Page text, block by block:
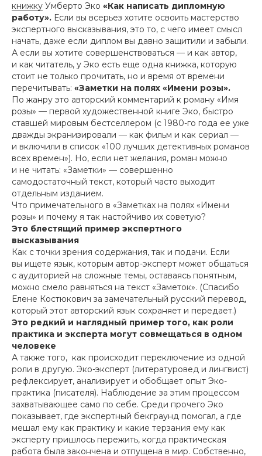
книжку Умберто Эко «Как написать дипломную
работу». Если вы всерьез хотите освоить мастерство
экспертного высказывания, это то, с чего имеет смысл
начать, даже если диплом вы давно защитили и забыли.
А если вы хотите совершенствоваться — и как автор,
и как читатель, у Эко есть еще одна книжка, которую
стоит не только прочитать, но и время от времени
перечитывать: «Заметки на полях «Имени розы».
По жанру это авторский комментарий к роману «Имя
розы» — первой художественной книге Эко, быстро
ставшей мировым бестселлером (с 1980-го года ее уже
дважды экранизировали — как фильм и как сериал —
и включили в список «100 лучших детективных романов
всех времен»). Но, если нет желания, роман можно
и не читать: «Заметки» — совершенно
самодостаточный текст, который часто выходит
отдельным изданием.
Что примечательного в «Заметках на полях «Имени
розы» и почему я так настойчиво их советую?
Это блестящий пример экспертного
высказывания
Как с точки зрения содержания, так и подачи. Если
вы ищете язык, которым автор-эксперт может общаться
с аудиторией на сложные темы, оставаясь понятным,
можно смело равняться на текст «Заметок». (Спасибо
Елене Костюкович за замечательный русский перевод,
который этот авторский язык сохраняет и передает.)
Это редкий и наглядный пример того, как роли
практика и эксперта могут совмещаться в одном
человеке
А также того, как происходит переключение из одной
роли в другую. Эко-эксперт (литературовед и лингвист)
рефлексирует, анализирует и обобщает опыт Эко-
практика (писателя). Наблюдение за этим процессом
захватывающее само по себе. Среди прочего Эко
показывает, где экспертный бекграунд помогал, а где
мешал ему как практику и какие терзания ему как
эксперту пришлось пережить, когда практическая
работа была закончена и отпущена в мир. Собственно,